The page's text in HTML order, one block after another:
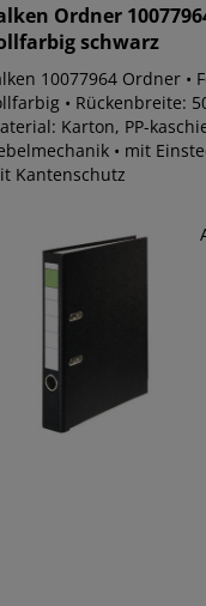
Ordner
schwarz
10077964 Ordner •
• Rückenbreite:
Karton, PP-
• mit
Kantenschutz